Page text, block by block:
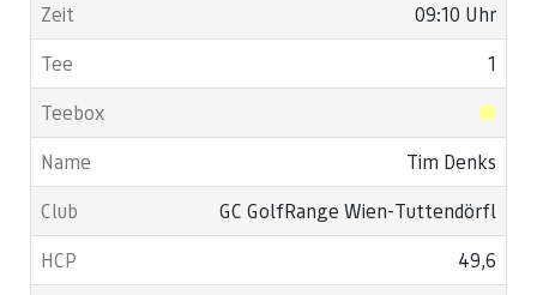
09:10 Uhr
1
Tim Denks
GC GolfRange Wien-Tuttendörfl
49,6